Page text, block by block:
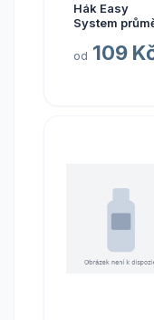
Hák Easy
System
od 109